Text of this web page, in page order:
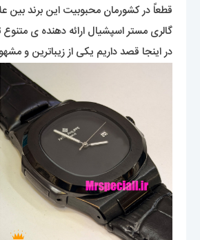
قطعاً در کشورمان محبوبیت این برند
گالری مستر اسپشیال ارائه دهنده ی
در اینجا قصد داریم یکی از زیباترین و